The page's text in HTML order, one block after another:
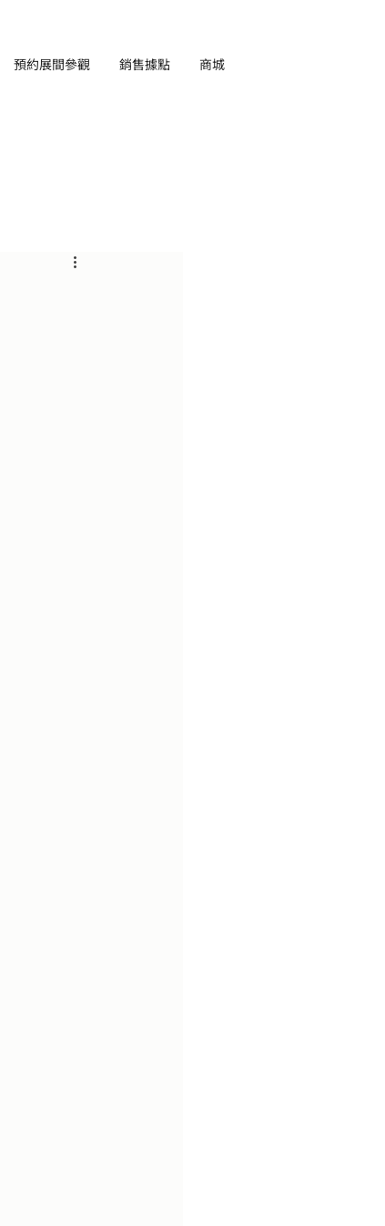
預約展間參觀 銷售據點 商城